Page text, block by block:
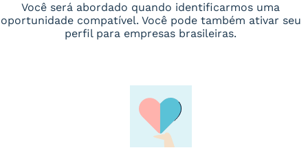
Você será abordado quando identificarmos uma
oportunidade compatível. Você pode também ativar seu
perfil para empresas brasileiras.